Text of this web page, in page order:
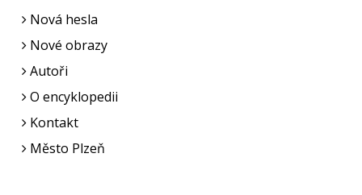
Nová hesla
Nové obrazy
Autoři
O encyklopedii
Kontakt
Město Plzeň